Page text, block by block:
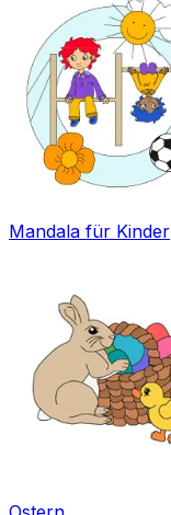
Mandala für Kinder